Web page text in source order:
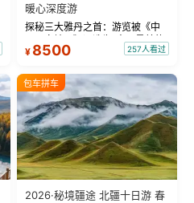
暖心深度游
探秘三大雅丹之首：游览被《中
国国家地理》评选为“中国最美的
三大雅丹”第一名的克拉玛依魔鬼
瓦人最大村落——禾木村，欣赏
晨雾与小木...
¥ 8500 257人看过
包车拼车
2026·秘境疆途 北疆十日游 春